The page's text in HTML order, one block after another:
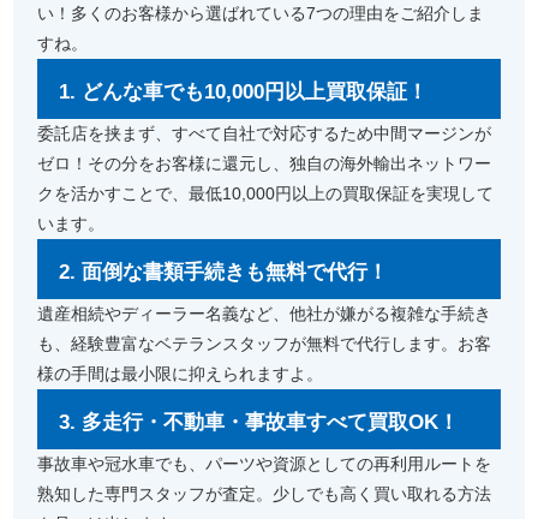
い！多くのお客様から選ばれている7つの理由をご紹介しま
すね。
1. どんな車でも10,000円以上買取保証！
委託店を挟まず、すべて自社で対応するため中間マージンが
ゼロ！その分をお客様に還元し、独自の海外輸出ネットワー
クを活かすことで、最低10,000円以上の買取保証を実現して
います。
2. 面倒な書類手続きも無料で代行！
遺産相続やディーラー名義など、他社が嫌がる複雑な手続き
も、経験豊富なベテランスタッフが無料で代行します。お客
様の手間は最小限に抑えられますよ。
3. 多走行・不動車・事故車すべて買取OK！
事故車や冠水車でも、パーツや資源としての再利用ルートを
熟知した専門スタッフが査定。少しでも高く買い取れる方法